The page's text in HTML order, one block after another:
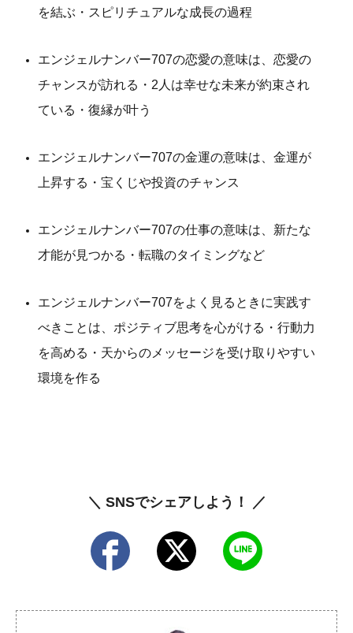
を結ぶ・スピリチュアルな成長の過程
エンジェルナンバー707の恋愛の意味は、恋愛の
チャンスが訪れる・2人は幸せな未来が約束され
ている・復縁が叶う
エンジェルナンバー707の金運の意味は、金運が
上昇する・宝くじや投資のチャンス
エンジェルナンバー707の仕事の意味は、新たな
才能が見つかる・転職のタイミングなど
エンジェルナンバー707をよく見るときに実践す
べきことは、ポジティブ思考を心がける・行動力
を高める・天からのメッセージを受け取りやすい
環境を作る
＼ SNSでシェアしよう！ ／